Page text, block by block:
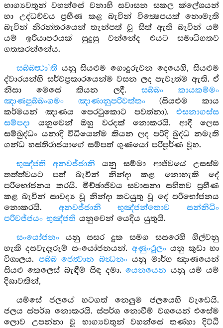
භාග්‍යවතුන් වහන්සේ වනාහි සවාසන සකල ක්ලේශයන්
හා උද්ධච්චය ප්‍රහීණ කළ බැවින් වික්‍ෂෙපයක් නොමැති
බැවින් නිරන්තරයෙන් තැන්පත් වූ සිත් ඇති බැවින් යම්
යම් ඉරියාපථයක් සුදුසු වන්නේද එයට සමාධිගතව
ගතකරන්නේය.
සබ්බත්‍ථා’ති යනු සියළුම ගොදුරුවන දෙයෙහි, සියළුම
ද්වාරයන්හි සර්වප්‍රකාරයෙන්ම වසන ලද පැවැත්ම ඇති. ඒ
නිසා මෙසේ කියන ලදී. සබ්බං කායකම්මං
ඤාණපුබ්බංගමං ඤාණානුපරිවත්තං(සියළුම කාය
කර්මයන් ඤාණය පෙරටුකොට පවත්නා). එසනාගස්ස
සම්පදා යනුවෙන් ඔහු වරදක් නොකරයි. ආදී ලෙස
සම්බුද්ධං යනාදි විධියෙන්ම කියන ලද පරිදි බුද්ධ නමැති
ගන්ධ හස්තිරාජයාගේ සම්පත් ගුණයෝ පරිපූර්ණ වූහ.
භුඤ්ජති අනවජ්ජානි යනු සම්මා ආජීවයේ උසස්ම
තත්ත්වයට පත් බැවින් නින්දා කළ නොහැකි දේ
පරිභෝජනය කරයි. මිච්ඡාජීවය සවාසනා සහිතව ප්‍රහීණ
කළ බැවින් සාවද්‍ය වූ නින්දා කටයුතු වූ දේ පරිභෝජනය
නොකරයි. අනවජ්ජානි භුඤ්ජන්තොව සන්නිධිං
පරිවජ්ජයං භුඤ්ජති යනුවෙන් යෙදිය යුතුයි.
සංයෝජනංයනු සසර දුක සමග සසරෙහි ගිල්වනු
හැකි දසවැදෑරුම් සංයෝජනයන්. අණුංථූලංයනු කුඩා හා
විශාලය. පබ්බ ජෙත්‍වාන බන්‍ධනංයනු මාර්ග ඤාණයෙන්
සියළු කෙලෙස් බැඳීම් සිඳ දමා.යෙනයෙන යනු යම් යම්
දිශාවකින්,
යම්සේ ජලයේ හටගත් නෙලුම ජලයෙහි වැඩෙයි.
ජලය ස්පර්ශ නොකරයි. ස්පර්ශ නොවීම් වශයෙන් එසේම
ලොව උපන්නා වූ භාග්‍යවතුන් වහන්සේ තණ්හා දිට්ඨි